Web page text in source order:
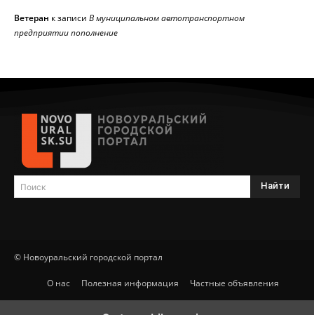
Ветеран к записи В муниципальном автотранспортном
предприятии пополнение
Поиск Найти
© Новоуральский городской портал
О нас Полезная информация Частные объявления